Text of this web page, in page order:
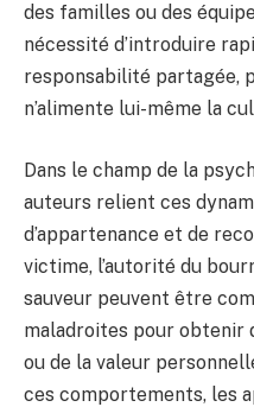
des familles ou des
nécessité d’introduire
responsabilité partagée,
n’alimente lui-même la
Dans le champ de la
auteurs relient ces
d’appartenance et de
victime, l’autorité du
sauveur peuvent être
maladroites pour obtenir
ou de la valeur
ces comportements, les